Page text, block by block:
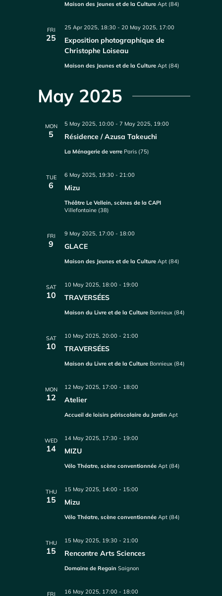
Maison des Jeunes et de la CultureApt (84)
FRI
25
Exposition photographique de
Christophe Loiseau
25 Apr 2025, 18:30 -20 May 2025, 17:00
Maison des Jeunes et de la CultureApt (84)
May 2025
MON
5 Résidence / Azusa Takeuchi
5 May 2025, 10:00 -7 May 2025, 19:00
La Ménagerie de verre Paris (75)
TUE
6 Mizu
6 May 2025, 19:30 -21:00
Théâtre Le Vellein, scènes de la CAPI
Villefontaine (38)
FRI
9 GLACE
9 May 2025, 17:00 - 18:00
Maison des Jeunes et de la CultureApt (84)
SAT
10 TRAVERSÉES
10 May 2025, 18:00 - 19:00
Maison du Livre et de la Culture Bonnieux (84)
SAT
10 TRAVERSÉES
10 May 2025, 20:00 -21:00
Maison du Livre et de la Culture Bonnieux (84)
MON
12 Atelier
12 May 2025, 17:00 - 18:00
Accueil de loisirs périscolaire du JardinApt
WED
14 MIZU
14 May 2025, 17:30 - 19:00
Vélo Théatre, scène conventionnéeApt (84)
THU
15 Mizu
15 May 2025, 14:00 - 15:00
Vélo Théatre, scène conventionnéeApt (84)
THU
15 Rencontre Arts Sciences
15 May 2025, 19:30 -21:00
Domaine de RegainSaignon
FRI 16 May 2025, 17:00 - 18:00